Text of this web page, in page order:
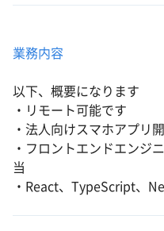
業務内容
以下、概要になります
・リモート可能です
・法人向けスマホアプリ
・フロントエンドエンジ
当
・React、TypeScript、